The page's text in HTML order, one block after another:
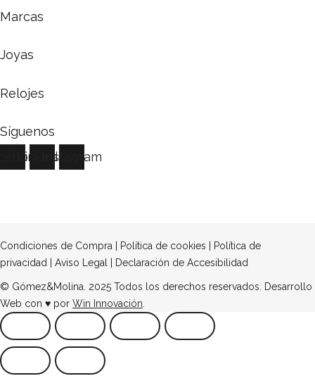
Marcas
Joyas
Relojes
Síguenos
LinkedinInstagram
Condiciones de Compra Política de cookies
Política de
privacidad
Aviso Legal Declaración de Accesibilidad
© Gómez&Molina. 2025 Todos los derechos reservados. Desarrollo
Web con ♥ por Win Innovación